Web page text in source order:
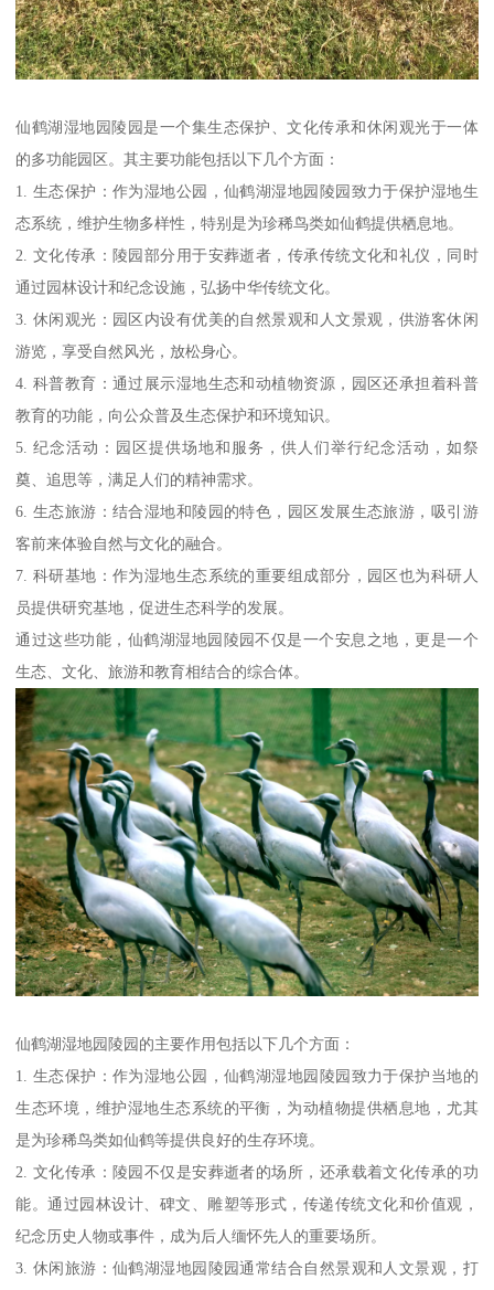
仙鹤湖湿地园陵园是一个集生态保护、文化传承和休闲观光于一体
的多功能园区。其主要功能包括以下几个方面：
1. 生态保护：作为湿地公园，仙鹤湖湿地园陵园致力于保护湿地生
态系统，维护生物多样性，特别是为珍稀鸟类如仙鹤提供栖息地。
2. 文化传承：陵园部分用于安葬逝者，传承传统文化和礼仪，同时
通过园林设计和纪念设施，弘扬中华传统文化。
3. 休闲观光：园区内设有优美的自然景观和人文景观，供游客休闲
游览，享受自然风光，放松身心。
4. 科普教育：通过展示湿地生态和动植物资源，园区还承担着科普
教育的功能，向公众普及生态保护和环境知识。
5. 纪念活动：园区提供场地和服务，供人们举行纪念活动，如祭
奠、追思等，满足人们的精神需求。
6. 生态旅游：结合湿地和陵园的特色，园区发展生态旅游，吸引游
客前来体验自然与文化的融合。
7. 科研基地：作为湿地生态系统的重要组成部分，园区也为科研人
员提供研究基地，促进生态科学的发展。
通过这些功能，仙鹤湖湿地园陵园不仅是一个安息之地，更是一个
生态、文化、旅游和教育相结合的综合体。
仙鹤湖湿地园陵园的主要作用包括以下几个方面：
1. 生态保护：作为湿地公园，仙鹤湖湿地园陵园致力于保护当地的
生态环境，维护湿地生态系统的平衡，为动植物提供栖息地，尤其
是为珍稀鸟类如仙鹤等提供良好的生存环境。
2. 文化传承：陵园不仅是安葬逝者的场所，还承载着文化传承的功
能。通过园林设计、碑文、雕塑等形式，传递传统文化和价值观，
纪念历史人物或事件，成为后人缅怀先人的重要场所。
3. 休闲旅游：仙鹤湖湿地园陵园通常结合自然景观和人文景观，打